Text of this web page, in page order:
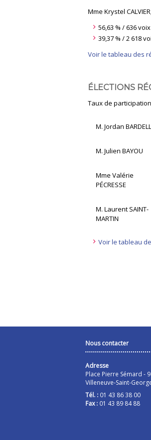
Mme Krystel
56,63 % / 636
39,37 % / 2 618
Voir le tableau des
ÉLECTIONS
Taux de participation
M. Jordan
M. Julien BAYOU
Mme Valérie
PÉCRESSE
M. Laurent SAINT-
MARTIN
Voir le tableau
Nous contacter
Adresse
Place Pierre Sémard -
Villeneuve-Saint-
Tél. : 01 43 86 38 00
Fax : 01 43 89 84 88